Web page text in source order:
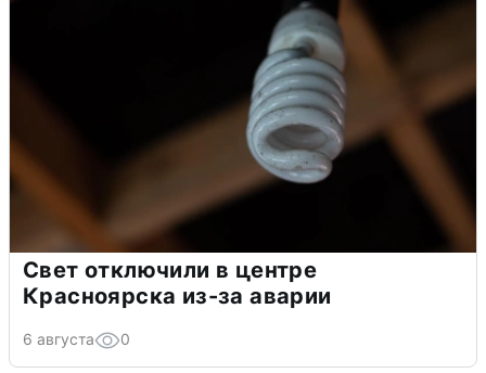
Свет отключили в центре
Красноярска из-за аварии
6 августа 0